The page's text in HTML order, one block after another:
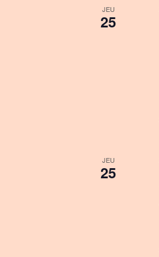
JEU
25
JEU
25